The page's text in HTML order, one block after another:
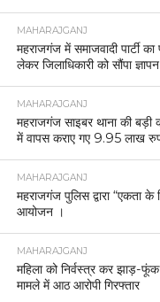
MAHARAJGANJ
महराजगंज में समाजवादी पार्टी
लेकर जिलाधिकारी को सौंपा
MAHARAJGANJ
महराजगंज साइबर थाना की बड़ी
में वापस कराए गए 9.95 लाख
MAHARAJGANJ
महराजगंज पुलिस द्वारा “एकता के
आयोजन ।
MAHARAJGANJ
महिला को निर्वस्त्र कर झाड़-
मामले में आठ आरोपी गिरफ्तार